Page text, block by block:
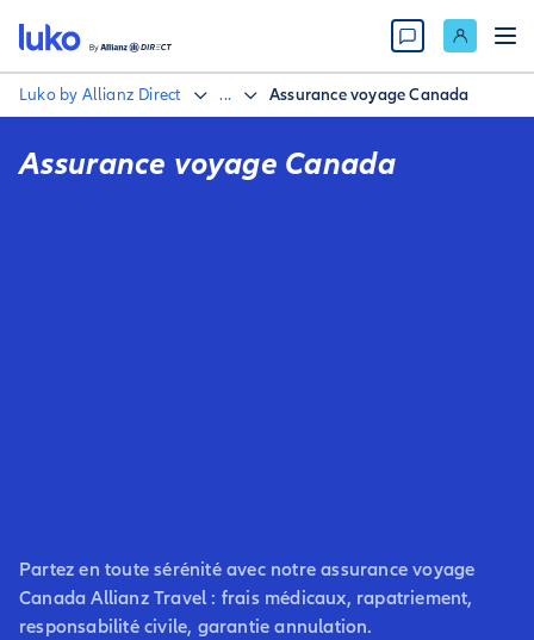
Luko by Allianz Direct ... Assurance voyage Canada
Assurance voyage Canada
Partez en toute sérénité avec notre assurance voyage
Canada Allianz Travel : frais médicaux, rapatriement,
responsabilité civile, garantie annulation.